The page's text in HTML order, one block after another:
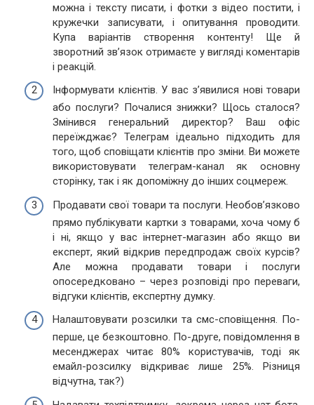
можна і тексту писати, і фотки з відео постити, і
кружечки записувати, і опитування проводити.
Купа варіантів створення контенту! Ще й
зворотний зв’язок отримаєте у вигляді коментарів
і реакцій.
Інформувати клієнтів. У вас з’явилися нові товари
або послуги? Почалися знижки? Щось сталося?
Змінився генеральний директор? Ваш офіс
переїжджає? Телеграм ідеально підходить для
того, щоб сповіщати клієнтів про зміни. Ви можете
використовувати телеграм-канал як основну
сторінку, так і як допоміжну до інших соцмереж.
Продавати свої товари та послуги. Необов’язково
прямо публікувати картки з товарами, хоча чому б
і ні, якщо у вас інтернет-магазин або якщо ви
експерт, який відкрив передпродаж своїх курсів?
Але можна продавати товари і послуги
опосередковано – через розповіді про переваги,
відгуки клієнтів, експертну думку.
Налаштовувати розсилки та смс-сповіщення. По-
перше, це безкоштовно. По-друге, повідомлення в
месенджерах читає 80% користувачів, тоді як
емайл-розсилку відкриває лише 25%. Різниця
відчутна, так?)